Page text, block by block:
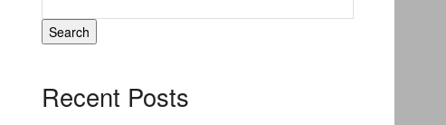
Search
Recent Posts